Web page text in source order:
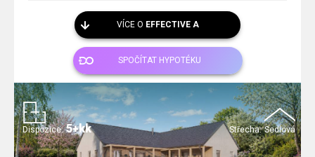
VÍCE O EFFECTIVE A
SPOČÍTAT HYPOTÉKU
Střecha: Sedlová
Dispozice: 5+kk